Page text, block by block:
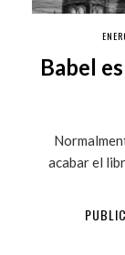
Babel
acabar el